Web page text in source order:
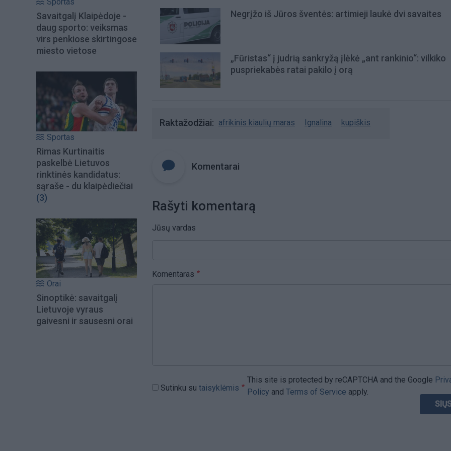
Savaitgalį Klaipėdoje -
daug sporto: veiksmas
virs penkiose skirtingose
miesto vietose
Sportas
Rimas Kurtinaitis
paskelbė Lietuvos
rinktinės kandidatus:
sąraše - du klaipėdiečiai
(3)
Orai
Sinoptikė: savaitgalį
Lietuvoje vyraus
gaivesni ir sausesni orai
Negrįžo iš Jūros šventės: artimieji laukė dvi savaites
„Fūristas“ į judrią sankryžą įlėkė „ant rankinio“: vilkiko
puspriekabės ratai pakilo į orą
Raktažodžiai afrikinis kiaulių maras Ignalina kupiškis
Komentarai
Rašyti komentarą
Jūsų vardas
Komentaras
Sutinku su taisyklėmis
This site is protected by reCAPTCHA and the Google
Policy and Terms of Service apply.